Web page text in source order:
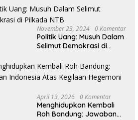
Teratasi?
November 23, 2024 0 Komentar
Politik Uang: Musuh Dalam
Selimut Demokrasi di
April 13, 2026 0 Komentar
Menghidupkan Kembali
Roh Bandung: Jawaban